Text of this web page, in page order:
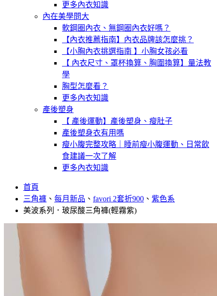
更多內衣知識
內在美學問大
軟鋼圈內衣、無鋼圈內衣好嗎？
【內衣推薦指南】內衣品牌該怎麼挑？
【小胸內衣挑選指南 】小胸女孩必看
【 內衣尺寸、罩杯換算、胸圍換算】量法教
學
胸型怎麼看？
更多內衣知識
產後塑身
【 產後運動】產後塑身、瘦肚子
產後塑身衣有用嗎
瘦小腹完整攻略｜睡前瘦小腹運動、日常飲
食建議一次了解
更多內衣知識
首頁
三角褲 、 每月新品 、 favori 2套折900 、 紫色系
美波系列．玻尿酸三角褲(輕霧紫)